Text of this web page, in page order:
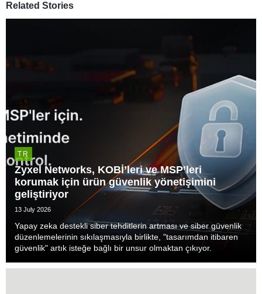
Related Stories
TR
Zyxel Networks, KOBİ’leri ve MSP’leri
korumak için ürün güvenlik yönetişimini
geliştiriyor
13 July 2026
Yapay zeka destekli siber tehditlerin artması ve siber güvenlik
düzenlemelerinin sıkılaşmasıyla birlikte, "tasarımdan itibaren
güvenlik" artık isteğe bağlı bir unsur olmaktan çıkıyor.